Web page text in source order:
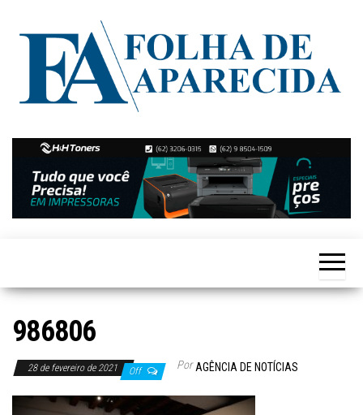
Folha de
Aparecida
Notícias
de
Aparecida
de
Goiânia
986806
28 de fevereiro de 2021 Off Por AGÊNCIA DE NOTÍCIAS